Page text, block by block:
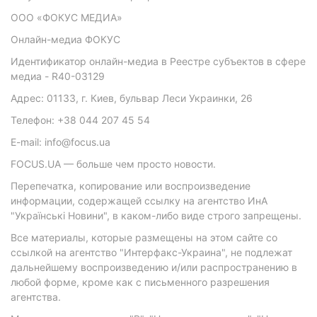
ООО «ФОКУС МЕДИА»
Онлайн-медиа ФОКУС
Идентификатор онлайн-медиа в Реестре субъектов в сфере
медиа - R40-03129
Адрес: 01133, г. Киев, бульвар Леси Украинки, 26
Телефон: +38 044 207 45 54
E-mail: info@focus.ua
FOCUS.UA — больше чем просто новости.
Перепечатка, копирование или воспроизведение
информации, содержащей ссылку на агентство ИнА
"Українські Новини", в каком-либо виде строго запрещены.
Все материалы, которые размещены на этом сайте со
ссылкой на агентство "Интерфакс-Украина", не подлежат
дальнейшему воспроизведению и/или распространению в
любой форме, кроме как с письменного разрешения
агентства.